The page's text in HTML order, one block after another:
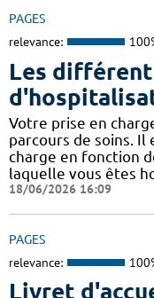
PAGES
relevance:
Les
Votre prise en
parcours de soins. Il
charge en fonction
laquelle vous êtes
18/06/2026 16:09
PAGES
relevance:
Livret